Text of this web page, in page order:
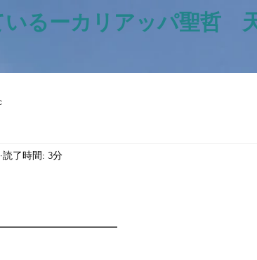
いるー​カリアッパ聖哲
読了時間: 3分
ています。